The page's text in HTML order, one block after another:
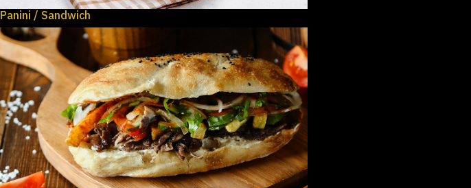
Panini / Sandwich